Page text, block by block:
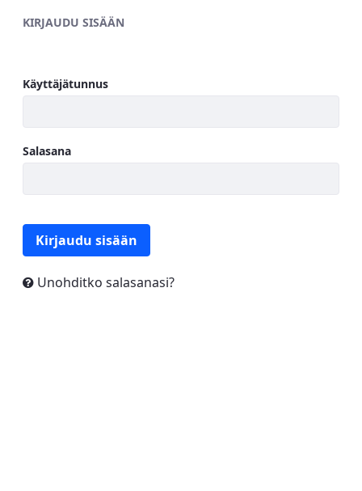
KIRJAUDU SISÄÄN
Käyttäjätunnus
Salasana
Kirjaudu sisään
Unohditko salasanasi?